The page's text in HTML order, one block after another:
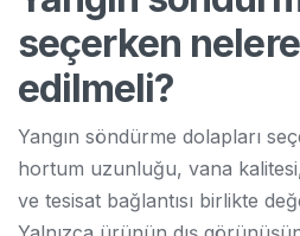
seçerken
edilmeli?
Yangın söndürme dolapları
hortum uzunluğu, vana
ve tesisat bağlantısı birlikte